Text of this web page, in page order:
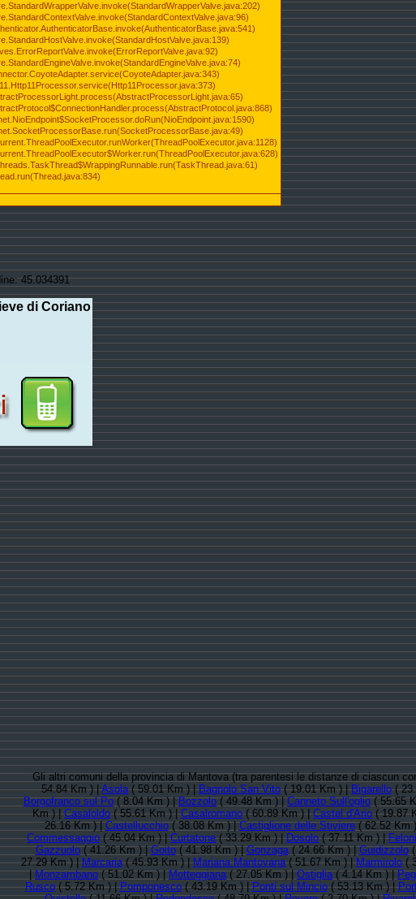
45.034391
di Coriano
Gli altri comuni della provincia di Mantova (tra parentesi le distanze di ciascun
54.84 Km ) |Asola( 59.01 Km ) |Bagnolo San Vito( 19.01 Km ) |Bigarello(
Borgofranco sul Po( 8.04 Km ) |Bozzolo( 49.48 Km ) |Canneto Sull'oglio( 55.65
Km ) |Casaloldo( 55.61 Km ) |Casalromano( 60.89 Km ) |Castel d'Ario( 19.87
26.16 Km ) |Castellucchio( 38.08 Km ) |Castiglione delle Stiviere( 62.52 Km
Commessaggio( 45.04 Km ) |Curtatone( 33.29 Km ) |Dosolo( 37.11 Km ) |
Gazzuolo( 41.26 Km ) |Goito( 41.98 Km ) |Gonzaga( 24.66 Km ) |Guidizzolo(
27.29 Km ) |Marcaria( 45.93 Km ) |Mariana Mantovana( 51.67 Km ) |Marmirolo(
|Monzambano( 51.02 Km ) |Motteggiana( 27.05 Km ) |Ostiglia( 4.14 Km ) |
Rusco( 5.72 Km ) |Pomponesco( 43.19 Km ) |Ponti sul Mincio( 53.13 Km ) |